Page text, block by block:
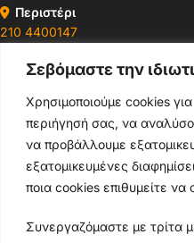
Σεβόμαστε την
Χρησιμοποιούμε cookies
περιήγησή σας, να
να προβάλλουμε
εξατομικευμένες
ποια cookies επιθυμείτε
Συνεργαζόμαστε με τρίτα
Περιστέρι
210 4400147
Ωράρια & Διευθύνσεις →
210 4929089
Κεντρικό τηλέφωνο
info@thikishop.gr
Δευ - Σάβ: 10:00 - 21:00